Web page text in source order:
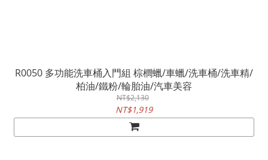
R0050 多功能洗車桶入門組 棕櫚蠟/車蠟/洗車桶/洗車精/
柏油/鐵粉/輪胎油/汽車美容
NT$2,130
NT$1,919